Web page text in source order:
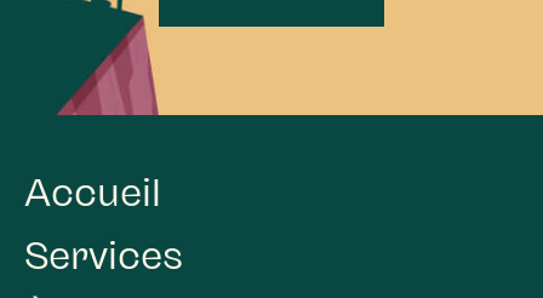
Accueil
Services